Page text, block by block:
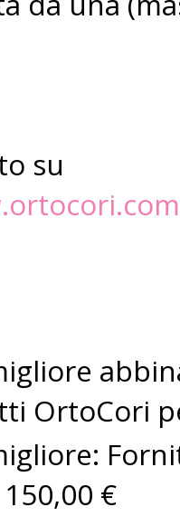
su
OrtoCori
€